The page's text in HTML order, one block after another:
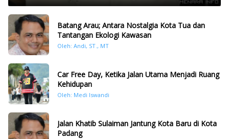
Batang Arau; Antara Nostalgia Kota Tua dan
Tantangan Ekologi Kawasan
Oleh: Andi, ST., MT
Car Free Day, Ketika Jalan Utama Menjadi Ruang
Kehidupan
Oleh: Medi Iswandi
Jalan Khatib Sulaiman Jantung Kota Baru di Kota
Padang